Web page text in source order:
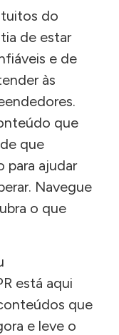
do
de estar
e de
às
que
que
para ajudar
Navegue
o que
está aqui
que
e leve o